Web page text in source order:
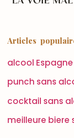
Articles
alcool Espagne
punch sans
cocktail sans
meilleure biere